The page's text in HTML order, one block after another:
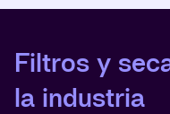
Filtros y
la industria